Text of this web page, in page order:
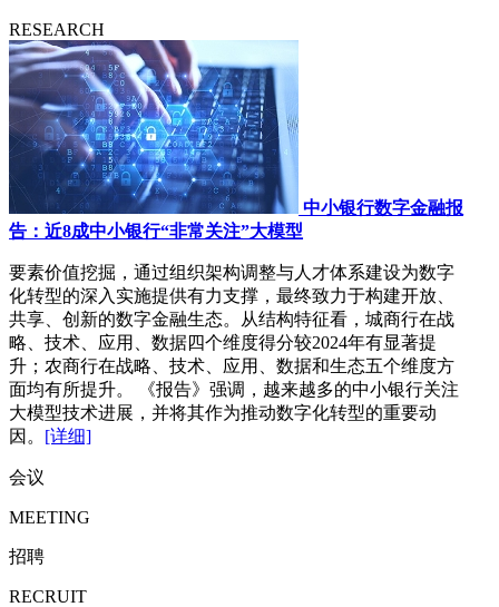
RESEARCH
中小银行数字金融报
告：近8成中小银行“非常关注”大模型
要素价值挖掘，通过组织架构调整与人才体系建设为数字
化转型的深入实施提供有力支撑，最终致力于构建开放、
共享、创新的数字金融生态。从结构特征看，城商行在战
略、技术、应用、数据四个维度得分较2024年有显著提
升；农商行在战略、技术、应用、数据和生态五个维度方
面均有所提升。 《报告》强调，越来越多的中小银行关注
大模型技术进展，并将其作为推动数字化转型的重要动
因。 [详细]
会议
MEETING
招聘
RECRUIT